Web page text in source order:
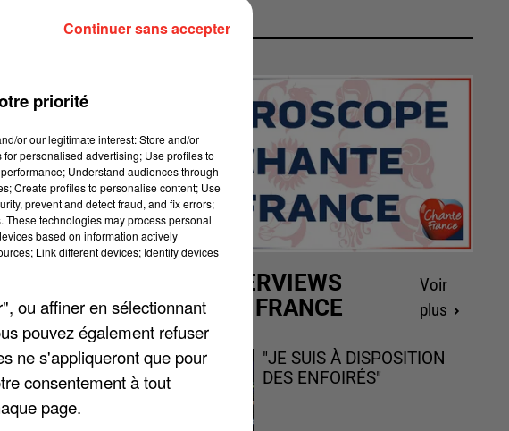
un brin de
dans lequel
LES INTERVIEWS
CHANTE FRANCE
Voir
plus
"JE SUIS À DISPOSITION
DES ENFOIRÉS"
priorité
or our legitimate interest: Store and/or
personalised advertising; Use profiles to
Understand audiences through
Create profiles to personalise content; Use
prevent and detect fraud, and fix errors;
technologies may process personal
based on information actively
Link different devices; Identify devices
ou affiner en sélectionnant
pouvez également refuser
ne s'appliqueront que pour
consentement à tout
page.
Continuer sans accepter